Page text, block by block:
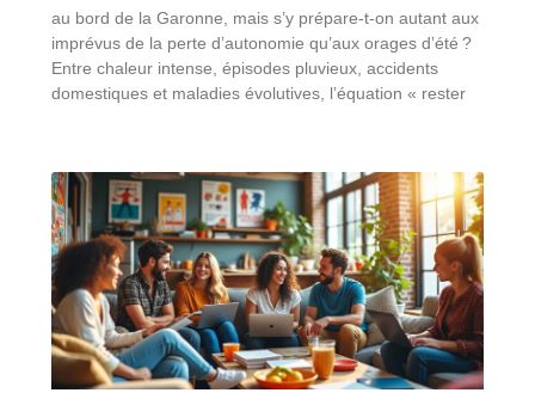
au bord de la Garonne, mais s’y prépare-t-on autant aux
imprévus de la perte d’autonomie qu’aux orages d’été ?
Entre chaleur intense, épisodes pluvieux, accidents
domestiques et maladies évolutives, l’équation « rester